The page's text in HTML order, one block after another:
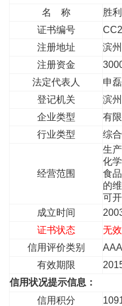
名 称
胜
证书编号
注册地址
滨
注册资金
法定代表人
申磊
登记机关
滨
企业类型
有
行业类型
综
经营范围
生
化
食
的
可
成立时间
证书状态
无
信用评价类别
有效期限
信用状况提示信息：
信用积分